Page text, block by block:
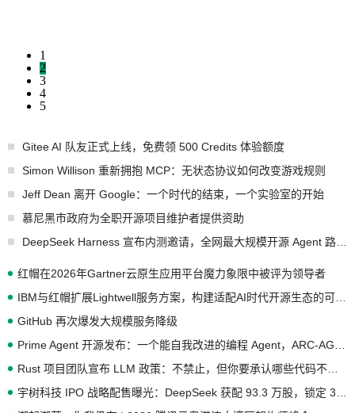
1
2
3
4
5
Gitee AI 队友正式上线，免费领 500 Credits 体验额度
Simon Willison 重新拥抱 MCP：无状态协议如何改变游戏规则
Jeff Dean 离开 Google：一个时代的结束，一个实验室的开始
慕尼黑市政府为全职开源项目维护者提供资助
红帽在2026年Gartner云原生应用平台魔力象限中被评为领导者
GitHub 再次爆发大规模服务降级